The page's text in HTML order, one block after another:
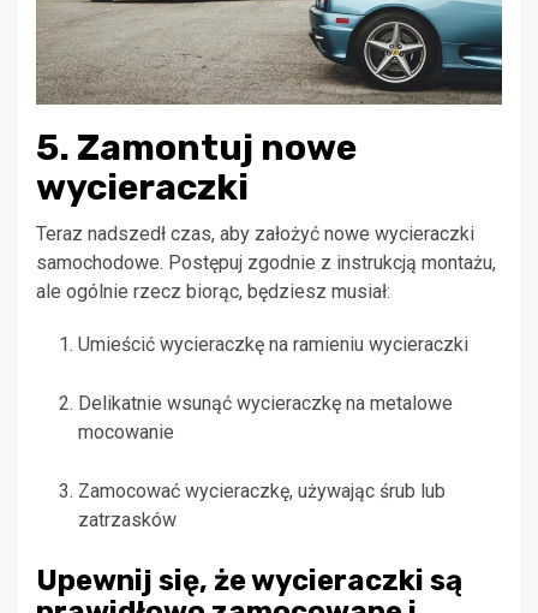
5. Zamontuj nowe
wycieraczki
Teraz nadszedł czas, aby założyć nowe wycieraczki
samochodowe. Postępuj zgodnie z instrukcją montażu,
ale ogólnie rzecz biorąc, będziesz musiał:
Umieścić wycieraczkę na ramieniu wycieraczki
Delikatnie wsunąć wycieraczkę na metalowe
mocowanie
Zamocować wycieraczkę, używając śrub lub
zatrzasków
Upewnij się, że wycieraczki są